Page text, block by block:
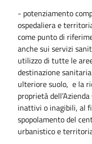
- potenziamento
ospedaliera e
come punto di
anche sui servizi
utilizzo di tutte le
destinazione
ulteriore suolo, e la
proprietà
inattivi o inagibili, al
spopolamento del
urbanistico e